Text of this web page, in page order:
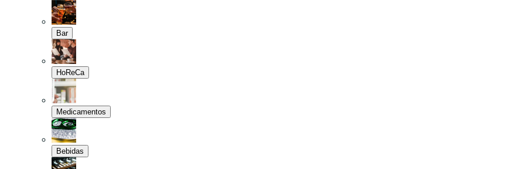
Bar
HoReCa
Medicamentos
Bebidas